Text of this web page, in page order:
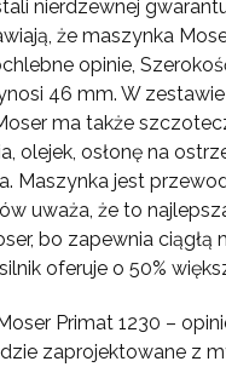
nierdzewnej
że maszynka
opinie,
46 mm. W
ma także
olejek, osłonę na
Maszynka jest
uważa, że to
bo zapewnia ciągłą
oferuje o 50%
Primat 1230 –
zaprojektowane z